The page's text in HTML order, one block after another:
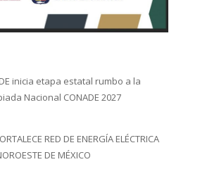
inicia etapa estatal rumbo a la
Nacional CONADE 2027
RED DE ENERGÍA ELÉCTRICA
DE MÉXICO